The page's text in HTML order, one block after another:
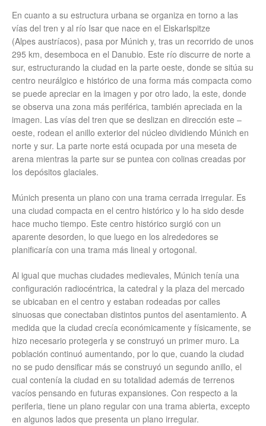
En cuanto a su estructura urbana se organiza en torno a las
vías del tren y al río Isar que nace en el Eiskarlspitze
(Alpes austríacos), pasa por Múnich y, tras un recorrido de unos
295 km, desemboca en el Danubio. Este río discurre de norte a
sur, estructurando la ciudad en la parte oeste, donde se sitúa su
centro neurálgico e histórico de una forma más compacta como
se puede apreciar en la imagen y por otro lado, la este, donde
se observa una zona más periférica, también apreciada en la
imagen. Las vías del tren que se deslizan en dirección este –
oeste, rodean el anillo exterior del núcleo dividiendo Múnich en
norte y sur. La parte norte está ocupada por una meseta de
arena mientras la parte sur se puntea con colinas creadas por
los depósitos glaciales.
Múnich presenta un plano con una trama cerrada irregular. Es
una ciudad compacta en el centro histórico y lo ha sido desde
hace mucho tiempo. Este centro histórico surgió con un
aparente desorden, lo que luego en los alrededores se
planificaría con una trama más lineal y ortogonal.
Al igual que muchas ciudades medievales, Múnich tenía una
configuración radiocéntrica, la catedral y la plaza del mercado
se ubicaban en el centro y estaban rodeadas por calles
sinuosas que conectaban distintos puntos del asentamiento. A
medida que la ciudad crecía económicamente y físicamente, se
hizo necesario protegerla y se construyó un primer muro. La
población continuó aumentando, por lo que, cuando la ciudad
no se pudo densificar más se construyó un segundo anillo, el
cual contenía la ciudad en su totalidad además de terrenos
vacíos pensando en futuras expansiones. Con respecto a la
periferia, tiene un plano regular con una trama abierta, excepto
en algunos lados que presenta un plano irregular.